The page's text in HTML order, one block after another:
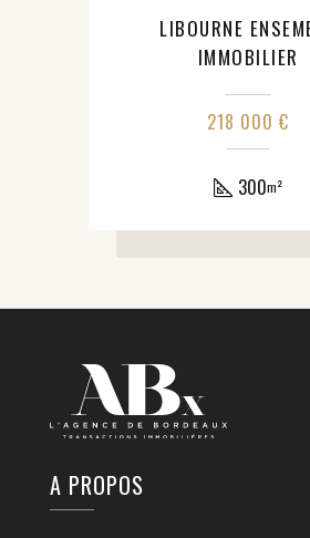
LIBOURNE
IMMOBILIER
218 000 €
300m²
A PROPOS